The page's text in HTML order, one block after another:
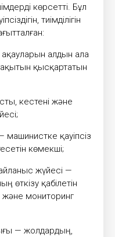
көрсетті. Бұл
тиімділігін
алдын ала
қысқартатын
кестені және
қауіпсіз
көмекші;
жүйесі —
өткізу қабілетін
және мониторинг
— жолдардың,